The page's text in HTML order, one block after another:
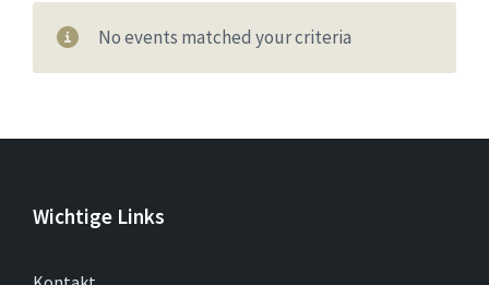
No events matched your criteria
Wichtige Links